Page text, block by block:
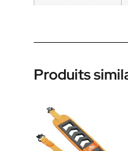
Produits